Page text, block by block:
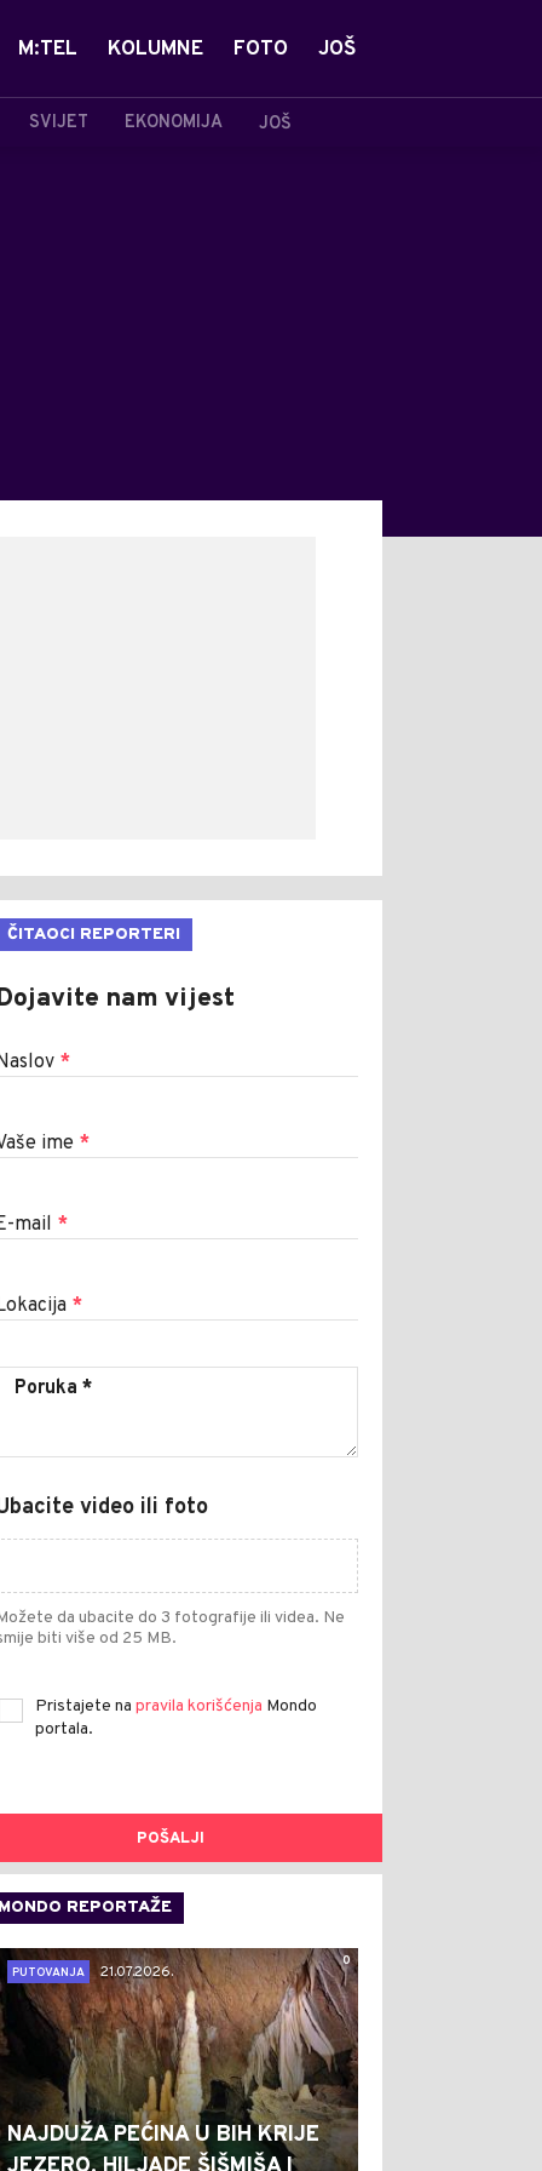
SVIJET EKONOMIJA JOŠ
M:TEL KOLUMNE FOTO JOŠ
ČITAOCI REPORTERI
nam vijest
*
ime *
mail *
*
video ili foto
da ubacite do 3 fotografije ili videa. Ne
biti više od 25 MB.
Pristajete na pravila korišćenja Mondo
portala.
POŠALJI
MONDO REPORTAŽE
0
PUTOVANJA
21.07.2026.
NAJDUŽA PEĆINA U BIH KRIJE